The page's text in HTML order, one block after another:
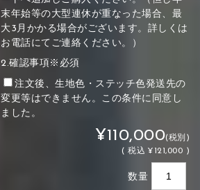
末年始等の大型連休が重なった場合、最
大3月かかる場合がございます。詳しくは
お電話にてご連絡ください。）
2.確認事項※必須
注文後、生地色・ステッチ色発送先の
変更等はできません。この条件に同意し
ました。
¥110,000(税別)
(税込 ¥121,000 )
数量